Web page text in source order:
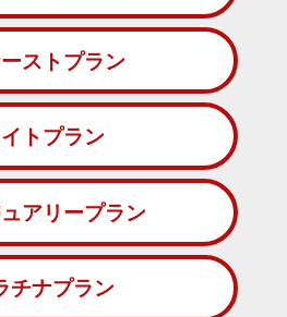
ストプラン
トプラン
アリープラン
チナプラン